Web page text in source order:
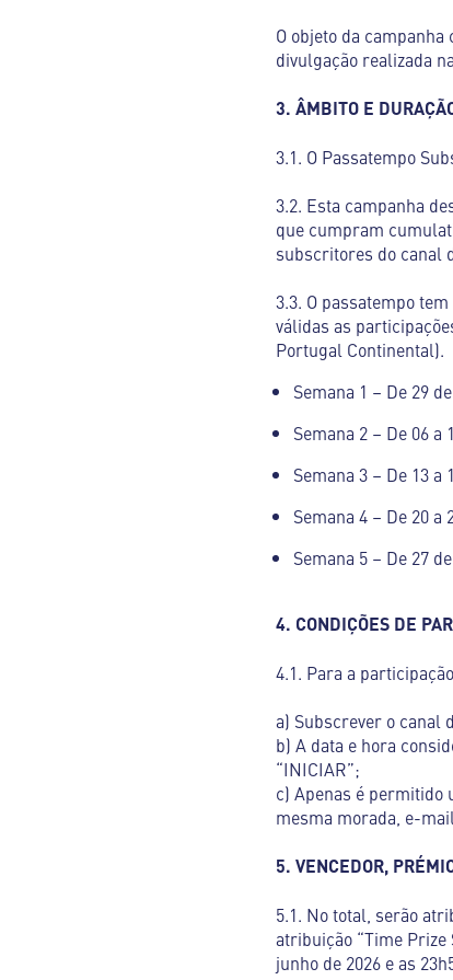
O objeto da
divulgação realizada
3. ÂMBITO E
3.1. O Passatempo
3.2. Esta campanha
que cumpram
subscritores do canal
3.3. O passatempo
válidas as
Portugal Continental).
Semana 1 – De 29
Semana 2 – De 06 a
Semana 3 – De 13 a
Semana 4 – De 20 a
Semana 5 – De 27
4. CONDIÇÕES DE
4.1. Para a
a) Subscrever o canal
b) A data e hora
“INICIAR”;
c) Apenas é permitido
mesma morada, e-
5. VENCEDOR,
5.1. No total, serão
atribuição “Time Prize
junho de 2026 e as